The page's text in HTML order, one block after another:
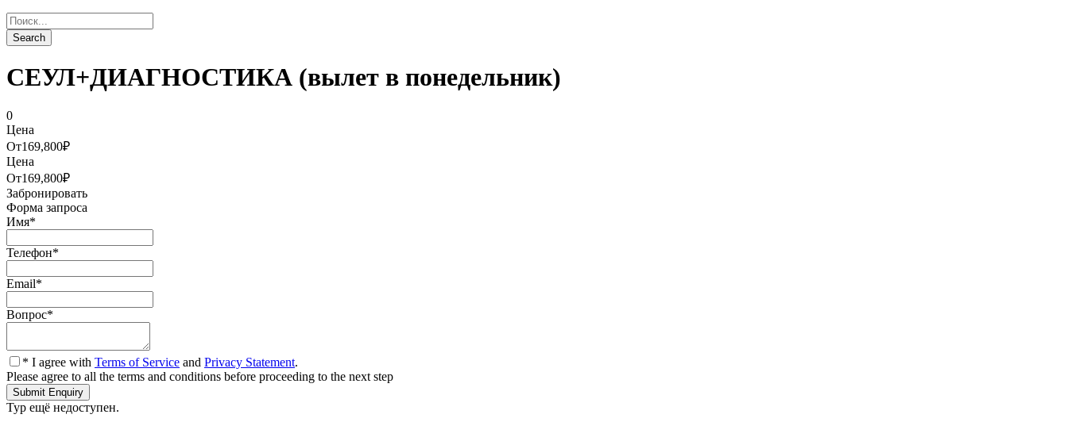
СЕУЛ+ДИАГНОСТИКА (вылет в понедельник)
0
Цена
От169,800₽
Цена
От169,800₽
Забронировать
Форма запроса
Имя*
Телефон*
Email*
Вопрос*
* I agree with Terms of Service and Privacy Statement.
Please agree to all the terms and conditions before proceeding to the next step
Тур ещё недоступен.